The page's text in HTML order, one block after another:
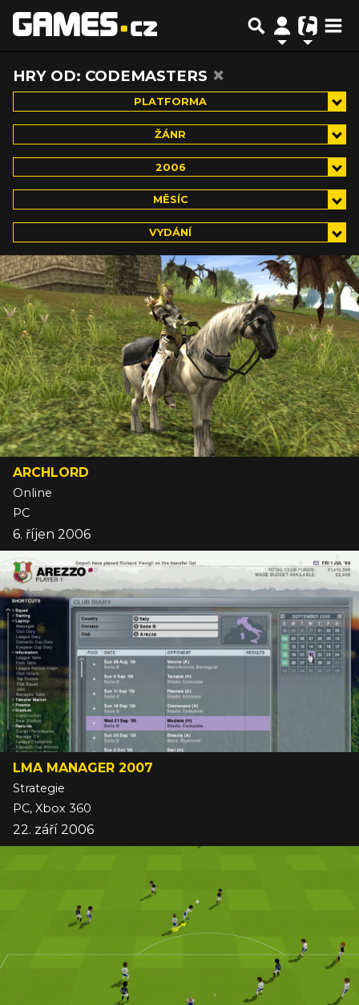
HRY OD: CODEMASTERS ×
PLATFORMA
ŽÁNR
2006
MĚSÍC
VYDÁNÍ
ARCHLORD
Online
PC
6. říjen 2006
LMA MANAGER 2007
Strategie
PC, Xbox 360
22. září 2006